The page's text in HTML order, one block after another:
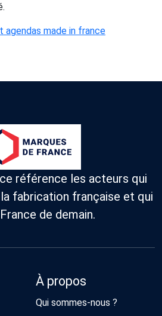
agendas made in france
référence les acteurs qui
fabrication française et qui
de demain.
À propos
Qui sommes-nous ?